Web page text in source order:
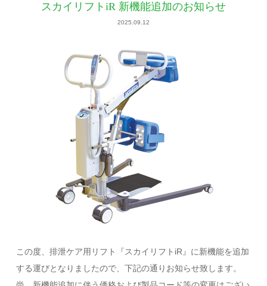
スカイリフトiR 新機能追加のお知らせ
2025.09.12
この度、排泄ケア用リフト『スカイリフトiR』に新機能を追加
する運びとなりましたので、下記の通りお知らせ致します。